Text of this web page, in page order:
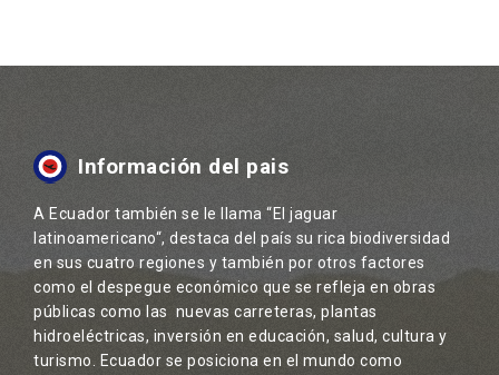
Información del pais
A Ecuador también se le llama “El jaguar
latinoamericano“, destaca del país su rica biodiversidad
en sus cuatro regiones y también por otros factores
como el despegue económico que se refleja en obras
públicas como las nuevas carreteras, plantas
hidroeléctricas, inversión en educación, salud, cultura y
turismo. Ecuador se posiciona en el mundo como